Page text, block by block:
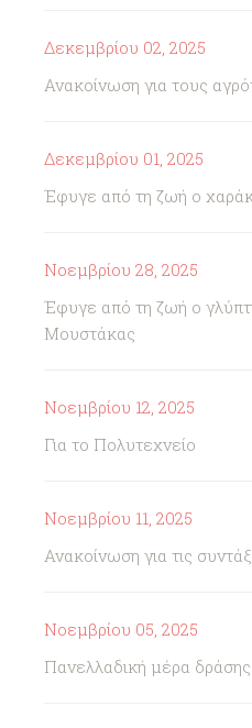
Δεκεμβρίου 02, 2025
Ανακοίνωση για τους
Δεκεμβρίου 01, 2025
Έφυγε από τη ζωή ο
Νοεμβρίου 28, 2025
Έφυγε από τη ζωή ο
Μουστάκας
Νοεμβρίου 12, 2025
Για το Πολυτεχνείο
Νοεμβρίου 11, 2025
Ανακοίνωση για τις
Νοεμβρίου 05, 2025
Πανελλαδική μέρα δράσης